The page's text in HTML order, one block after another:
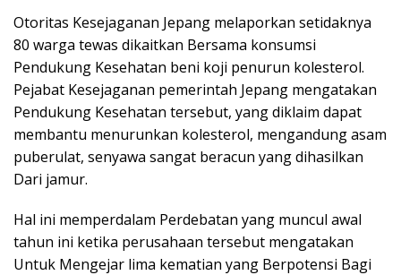
Otoritas Kesejaganan Jepang melaporkan setidaknya
80 warga tewas dikaitkan Bersama konsumsi
Pendukung Kesehatan beni koji penurun kolesterol.
Pejabat Kesejaganan pemerintah Jepang mengatakan
Pendukung Kesehatan tersebut, yang diklaim dapat
membantu menurunkan kolesterol, mengandung asam
puberulat, senyawa sangat beracun yang dihasilkan
Dari jamur.
Hal ini memperdalam Perdebatan yang muncul awal
tahun ini ketika perusahaan tersebut mengatakan
Untuk Mengejar lima kematian yang Berpotensi Bagi